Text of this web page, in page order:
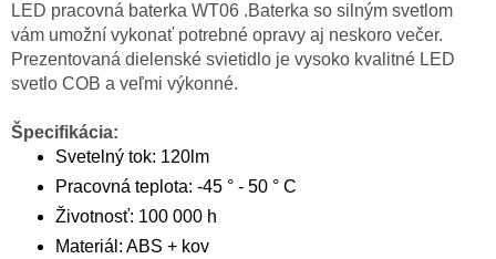
LED pracovná baterka WT06 .Baterka so silným svetlom
vám umožní vykonať potrebné opravy aj neskoro večer.
Prezentovaná dielenské svietidlo je vysoko kvalitné LED
svetlo COB a veľmi výkonné.
Špecifikácia:
Svetelný tok: 120lm
Pracovná teplota: -45 ° - 50 ° C
Životnosť: 100 000 h
Materiál: ABS + kov